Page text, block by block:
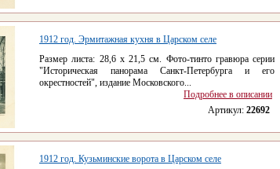
1912 год. Эрмитажная кухня в Царском селе
Размер листа: 28,6 x 21,5 см. Фото-тинто гравюра серии
"Историческая панорама Санкт-Петербурга и его
окрестностей", издание Московского...
Подробнее в описании
Артикул: 22692
1912 год. Кузьминские ворота в Царском селе